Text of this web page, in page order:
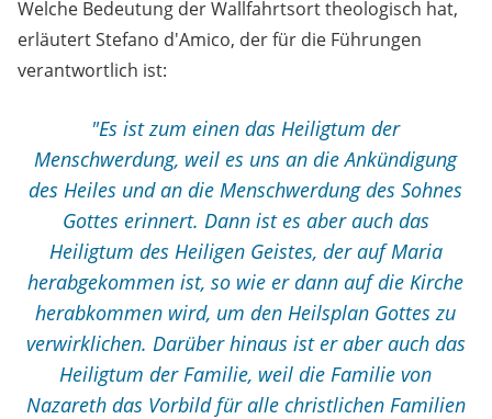
Welche Bedeutung der Wallfahrtsort theologisch hat,
erläutert Stefano d'Amico, der für die Führungen
verantwortlich ist:
"Es ist zum einen das Heiligtum der
Menschwerdung, weil es uns an die Ankündigung
des Heiles und an die Menschwerdung des Sohnes
Gottes erinnert. Dann ist es aber auch das
Heiligtum des Heiligen Geistes, der auf Maria
herabgekommen ist, so wie er dann auf die Kirche
herabkommen wird, um den Heilsplan Gottes zu
verwirklichen. Darüber hinaus ist er aber auch das
Heiligtum der Familie, weil die Familie von
Nazareth das Vorbild für alle christlichen Familien